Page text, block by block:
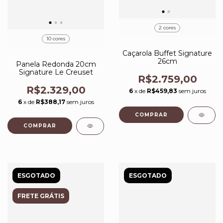
10 cores
Panela Redonda 20cm
Signature Le Creuset
R$2.329,00
6 x de R$388,17 sem juros
COMPRAR
2 cores
Caçarola Buffet Signature
26cm
R$2.759,00
6 x de R$459,83 sem juros
COMPRAR
ESGOTADO
FRETE GRÁTIS
ESGOTADO